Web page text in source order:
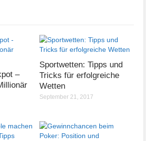
–
Sportwetten: Tipps und
Tricks für erfolgreiche
Wetten
September 21, 2017